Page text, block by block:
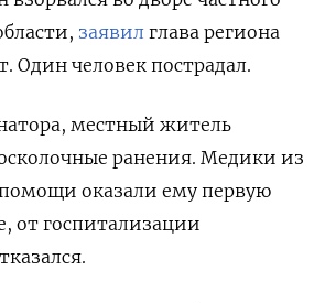
заявил глава региона
Один человек пострадал.
местный житель
ранения. Медики из
оказали ему первую
от госпитализации